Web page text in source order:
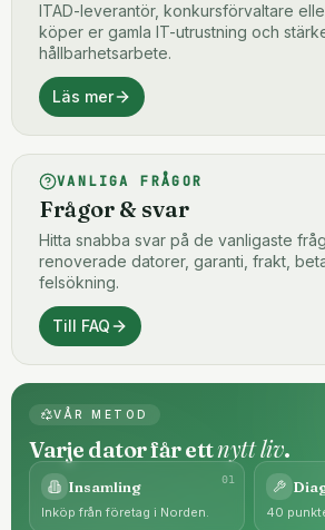
ITAD-leverantör, konkursförvaltare
köper er gamla IT-utrustning och
hållbarhetsarbete.
Läs mer
VANLIGA FRÅGOR
Frågor & svar
Hitta snabba svar på de vanligaste
renoverade datorer, garanti, frakt,
felsökning.
Till FAQ
VÅR METOD
Varje dator får ettnytt liv.
01
Insamling
Inköp från företag i Norden. 40